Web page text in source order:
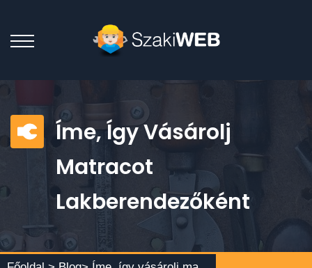
Íme, Így Vásárolj
Matracot
Lakberendezőként